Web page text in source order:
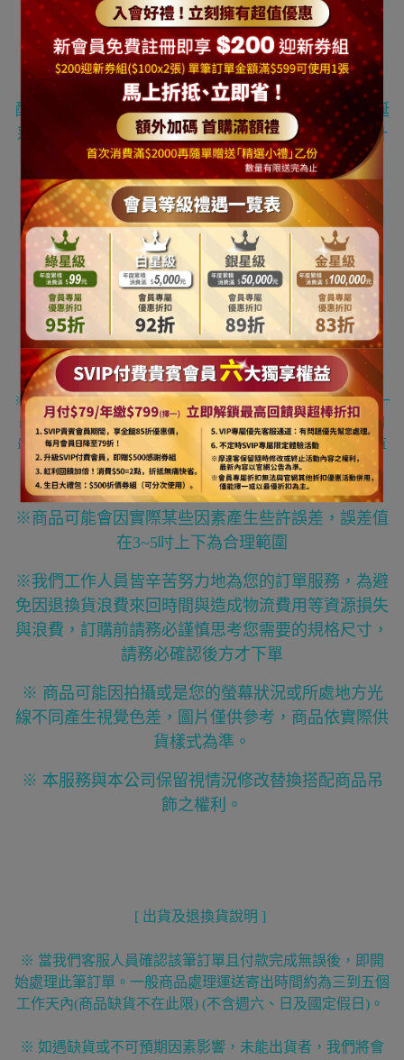
彩色光/粉紅光/白光/藍光/紅光/黃光/藍白光/暖白光/粉紅白光
裝飾配件組合:
配件內容包括
: 樹頂星/ Merry Christmas英文字 /
耶誕
彩條龍柱
精緻蝴蝶結/裝飾珠鍊條/ 吊飾球 等 (共計
110件配件)
*本商品需自行組裝*
※請注意若偶有裝飾配件缺貨狀況或是該燈色已無 ,
本公司具有得修改替換搭配商品吊飾與燈色之權利
※請注意"尺( 呎 )" 乃一般聖誕樹業界的高度單位 一尺約 30cm)， 其一
般高度定義為從底座底部地上一直到樹頂星的樹藤向上全部拉直到
最頂部的垂直高度 有可能因為放置樹頂星或頂部樹藤沒有向上拉直
而導致高度的減少*
※商品可能會因實際某些因素產生些許誤差，誤差值
在3~5吋上下為合理範圍
※我們工作人員皆辛苦努力地為您的訂單服務，為避
免因退換貨浪費來回時間與造成物流費用等資源損失
與浪費，訂購前請務必謹慎思考您需要的規格尺寸，
請務必確認後方才下單
※ 商品可能因拍攝或是您的螢幕狀況或所處地方光
線不同產生視覺色差，圖片僅供參考，商品依實際供
貨樣式為準。
※ 本服務與本公司保留視情況修改替換搭配商品吊
飾之權利。
[ 出貨及退換貨說明 ]
※ 當我們客服人員確認該筆訂單且付款完成無誤後，即開
始處理此筆訂單。一般商品處理運送寄出時間約為三到五個
工作天內(商品缺貨不在此限) (不含週六、日及國定假日)。
※ 如遇缺貨或不可預期因素影響，未能出貨者，我們將會